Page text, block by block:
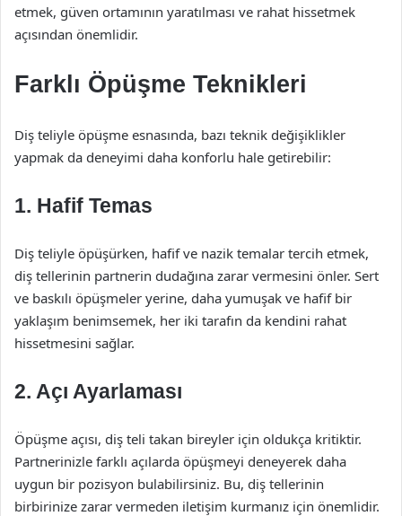
etmek, güven ortamının yaratılması ve rahat hissetmek
açısından önemlidir.
Farklı Öpüşme Teknikleri
Diş teliyle öpüşme esnasında, bazı teknik değişiklikler
yapmak da deneyimi daha konforlu hale getirebilir:
1. Hafif Temas
Diş teliyle öpüşürken, hafif ve nazik temalar tercih etmek,
diş tellerinin partnerin dudağına zarar vermesini önler. Sert
ve baskılı öpüşmeler yerine, daha yumuşak ve hafif bir
yaklaşım benimsemek, her iki tarafın da kendini rahat
hissetmesini sağlar.
2. Açı Ayarlaması
Öpüşme açısı, diş teli takan bireyler için oldukça kritiktir.
Partnerinizle farklı açılarda öpüşmeyi deneyerek daha
uygun bir pozisyon bulabilirsiniz. Bu, diş tellerinin
birbirinize zarar vermeden iletişim kurmanız için önemlidir.